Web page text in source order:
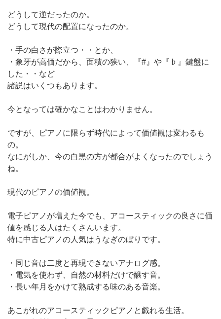
どうして逆だったのか。
どうして現代の配置になったのか。
・手の白さが際立つ・・とか、
・象牙が高価だから、面積の狭い、『#』や『♭』鍵盤に
した・・など
諸説はいくつもあります。
今となっては確かなことはわかりません。
ですが、ピアノに限らず時代によって価値観は変わるも
の。
なにがしか、今の白黒の方が都合がよくなったのでしょう
ね。
現代のピアノの価値観。
電子ピアノが増えた今でも、アコースティックの良さに価
値を感じる人はたくさんいます。
特に中古ピアノの人気はうなぎのぼりです。
・同じ音は二度と再現できないアナログ感。
・電気を使わず、自然の材料だけで醸す音。
・長い年月をかけて熟成する味のある音楽。
あこがれのアコースティックピアノと戯れる生活。